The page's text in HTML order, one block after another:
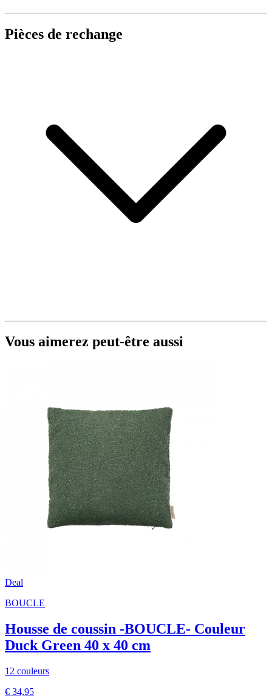
Pièces de rechange
Vous aimerez peut-être aussi
Deal
BOUCLE
Housse de coussin -BOUCLE- Couleur
Duck Green 40 x 40 cm
12 couleurs
€ 34,95